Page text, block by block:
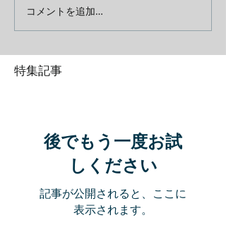
特集記事
コメントを追加…
後でもう一度お試
しください
記事が公開されると、ここに
表示されます。